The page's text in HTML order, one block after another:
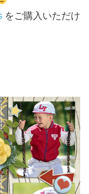
をご購入いただけ